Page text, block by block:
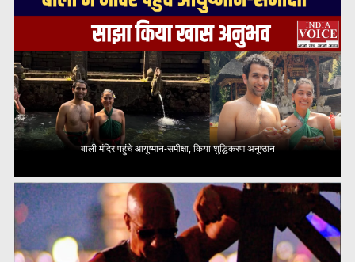
बाली मंदिर पहुंचे आयुष्मान-समीक्षा, किया शुद्धिकरण अनुष्ठान